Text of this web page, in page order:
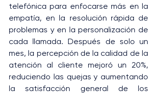
telefónica para enfocarse más en la
empatía, en la resolución rápida de
problemas y en la personalización de
cada llamada. Después de solo un
mes, la percepción de la calidad de la
atención al cliente mejoró un 20%,
reduciendo las quejas y aumentando
la satisfacción general de los